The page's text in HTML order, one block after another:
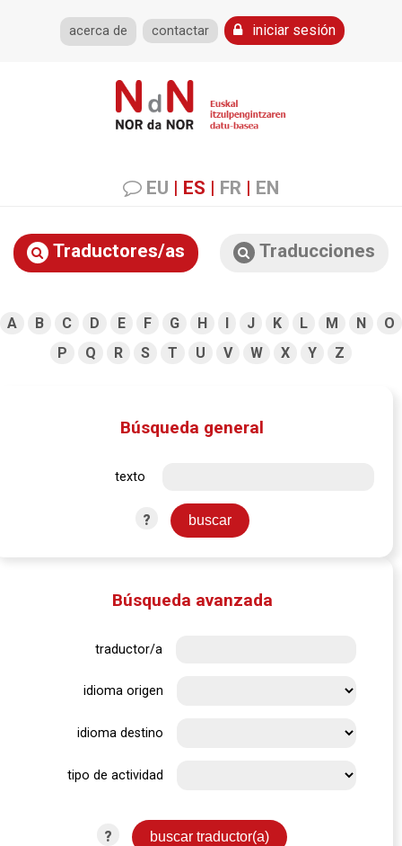
acerca de contactar iniciar sesión
EU | ES | FR | EN
Traductores/as Traducciones
A B C D E F G H I J K L M N
O
P
Q R S T U V W X Y Z
Búsqueda general
texto
?
Búsqueda avanzada
traductor/a
idioma origen
idioma destino
tipo de actividad
?